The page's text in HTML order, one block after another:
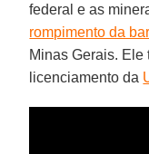
federal e as
rompimento da
Minas Gerais.
licenciamento da